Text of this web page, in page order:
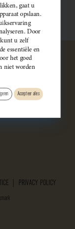
PRIVACY POLICY
gaat u
opslaan.
Door
u zelf
essentiële en
het goed
niet worden
Accepteer alles